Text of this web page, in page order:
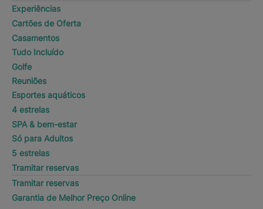
Experiências
Cartões de Oferta
Casamentos
Tudo Incluído
Golfe
Reuniões
Esportes aquáticos
4 estrelas
SPA & bem-estar
Só para Adultos
5 estrelas
Tramitar reservas
Tramitar reservas
Garantia de Melhor Preço Online